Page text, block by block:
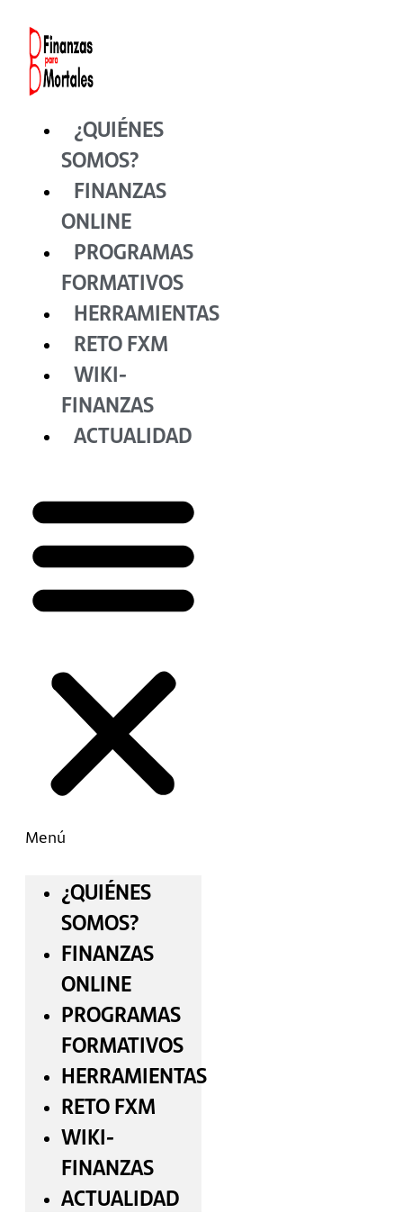
contenido
¿QUIÉNES
SOMOS?
FINANZAS
ONLINE
PROGRAMAS
FORMATIVOS
HERRAMIENTAS
RETO FXM
WIKI-
FINANZAS
ACTUALIDAD
Menú
¿QUIÉNES
SOMOS?
FINANZAS
ONLINE
PROGRAMAS
FORMATIVOS
HERRAMIENTAS
RETO FXM
WIKI-
FINANZAS
ACTUALIDAD